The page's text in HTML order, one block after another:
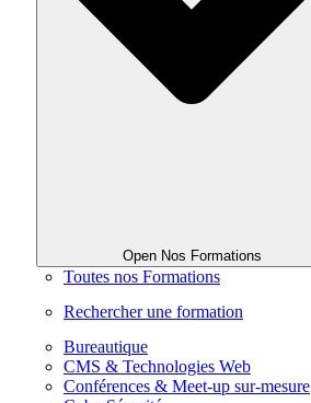
Open Nos Formations
Toutes nos Formations
Rechercher une formation
Bureautique
CMS & Technologies Web
Conférences & Meet-up sur-mesure